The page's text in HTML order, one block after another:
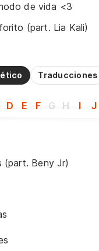
de vida <3
(part. Lia Kali)
Traducciones
D E F G H I J
(part. Beny Jr)